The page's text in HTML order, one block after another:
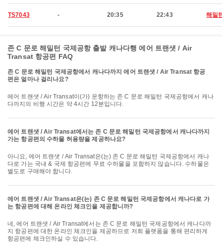
TS7043 - 20:35 22:43 해밀
존 C 문로 해밀턴 국제공항 출발 캐나다행 에어 트랜샛 / Air
Transat 항공편 FAQ
존 C 문로 해밀턴 국제공항에서 캐나다까지 에어 트랜샛 / Air Transat 항공
편은 얼마나 걸리나요?
에어 트랜샛 / Air Transat이(가) 운항하는 존 C 문로 해밀턴 국제공항에서 캐나
다까지의 비행 시간은 약 4시간 12분입니다.
에어 트랜샛 / Air Transat에서는 존 C 문로 해밀턴 국제공항에서 캐나다까지
가는 항공편의 수하물 허용량을 제공하나요?
아니요, 에어 트랜샛 / Air Transat은(는) 존 C 문로 해밀턴 국제공항에서 캐나
다로 가는 국내 & 국제 항공편에 무료 수하물을 포함하지 않습니다. 수하물은
별도로 구매해야 합니다.
에어 트랜샛 / Air Transat은(는) 존 C 문로 해밀턴 국제공항에서 캐나다로 가
는 항공편에 대해 온라인 체크인을 제공합니까?
네, 에어 트랜샛 / Air Transat에서는 존 C 문로 해밀턴 국제공항에서 캐나다까
지 항공편에 대한 온라인 체크인을 제공하므로 저희 플랫폼을 통해 편리하게
항공편에 체크인하실 수 있습니다.